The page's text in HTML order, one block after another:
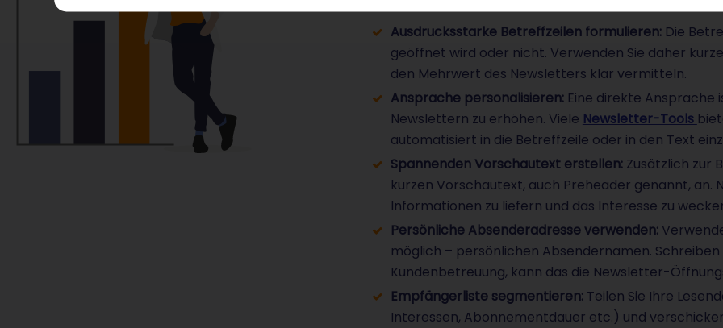
Ausdrucksstarke Betreffzeilen formulieren:Die
geöffnet wird oder nicht. Verwenden Sie daher
den Mehrwert des Newsletters klar vermitteln.
Ansprache personalisieren:Eine direkte Ansprache
Newslettern zu erhöhen. Viele Newsletter-Tools
automatisiert in die Betreffzeile oder in den Text
Spannenden Vorschautext erstellen:Zusätzlich zur
kurzen Vorschautext, auch Preheader genannt, an.
Informationen zu liefern und das Interesse zu
Persönliche Absenderadresse verwenden:
möglich – persönlichen Absendernamen.
Kundenbetreuung, kann das die Newsletter-
Empfängerliste segmentieren: Teilen Sie Ihre
Interessen, Abonnementdauer etc.) und